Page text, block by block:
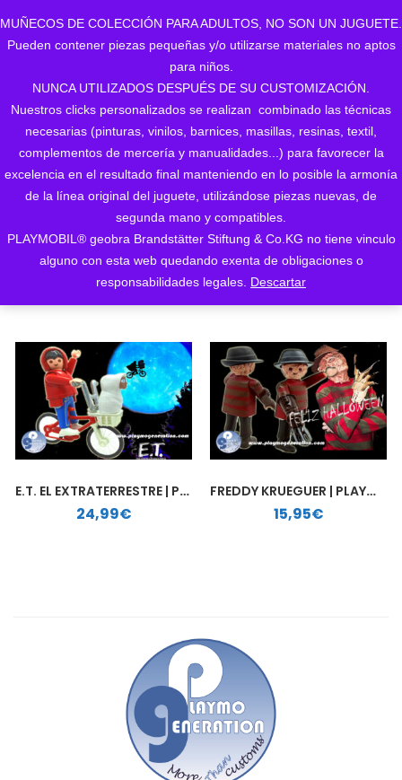
MUÑECOS DE COLECCIÓN PARA ADULTOS, NO SON UN JUGUETE.
Pueden contener piezas pequeñas y/o utilizarse materiales no aptos
para niños.
NUNCA UTILIZADOS DESPUÉS DE SU CUSTOMIZACIÓN.
Nuestros clicks personalizados se realizan combinado las técnicas
necesarias (pinturas, vinilos, barnices, masillas, resinas, textil,
complementos de mercería y manualidades...) para favorecer la
excelencia en el resultado final manteniendo en lo posible la armonía
de la línea original del juguete, utilizándose piezas nuevas, de
segunda mano y compatibles.
PLAYMOBIL® geobra Brandstätter Stiftung & Co.KG no tiene vinculo
alguno con esta web quedando exenta de obligaciones o
responsabilidades legales. Descartar
Mostrando los 2 resultadosOrdenado
los
ORDENAR POR LOS
ÚLTIMOS
E.T. EL EXTRATERRESTRE | PLAYMOBIL PERSONALIZADO
24,99€
FREDDY KRUEGUER | PLAYMOBIL PERSONALIZADO
15,95€